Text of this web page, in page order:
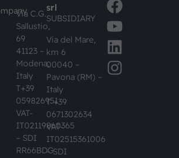
Via C.G.
Sallustio,
69
41123 –
Modena,
Italy
T+39
059826951
VAT-
IT02119860365
– SDI
RR66BDG
srl
SUBSIDIARY
Via del Mare,
km 6
00040 –
Pavona (RM) –
Italy
T +39
0671302634
VAT-
IT02515361006
– SDI